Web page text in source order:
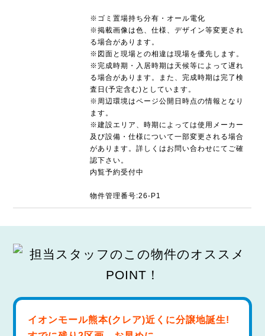
※ゴミ置場持ち分有・オール電化
※掲載画像は色、仕様、デザイン等変更され
る場合があります。
※図面と現場との相違は現場を優先します。
※完成時期・入居時期は天候等によって遅れ
る場合があります。また、完成時期は完了検
査日(予定含む)としています。
※周辺環境はページ公開日時点の情報となり
ます。
※建設エリア、時期によっては使用メーカー
及び設備・仕様について一部変更される場合
があります。詳しくはお問い合わせにてご確
認下さい。
内覧予約受付中
物件管理番号:26-P1
イオンモール熊本(クレア)近くに分譲地誕生!